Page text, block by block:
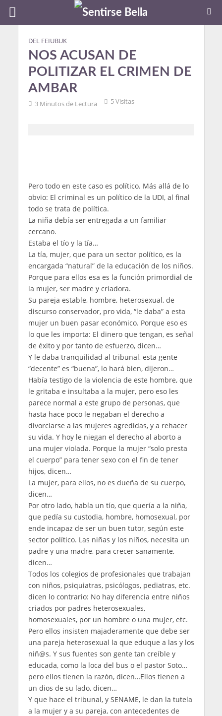
DEL FEIUBUK
NOS ACUSAN DE
POLITIZAR EL CRIMEN DE
AMBAR
3 Minutos de Lectura 5 Visitas
Pero todo en este caso es político. Más allá de lo
obvio: El criminal es un político de la UDI, al final
todo se trata de política.
La niña debía ser entregada a un familiar
cercano.
Estaba el tío y la tía…
La tía, mujer, que para un sector político, es la
encargada “natural” de la educación de los niños.
Porque para ellos esa es la función primordial de
la mujer, ser madre y criadora.
Su pareja estable, hombre, heterosexual, de
discurso conservador, pro vida, “le daba” a esta
mujer un buen pasar económico. Porque eso es
lo que les importa: El dinero que tengan, es señal
de éxito y por tanto de esfuerzo, dicen…
Y le daba tranquilidad al tribunal, esta gente
“decente” es “buena”, lo hará bien, dijeron…
Había testigo de la violencia de este hombre, que
le gritaba e insultaba a la mujer, pero eso les
parece normal a este grupo de personas, que
hasta hace poco le negaban el derecho a
divorciarse a las mujeres agredidas, y a rehacer
su vida. Y hoy le niegan el derecho al aborto a
una mujer violada. Porque la mujer “solo presta
el cuerpo” para tener sexo con el fin de tener
hijos, dicen…
La mujer, para ellos, no es dueña de su cuerpo,
dicen…
Por otro lado, había un tío, que quería a la niña,
que pedía su custodia, hombre, homosexual, por
ende incapaz de ser un buen tutor, según este
sector político. Las niñas y los niños, necesita un
padre y una madre, para crecer sanamente,
dicen…
Todos los colegios de profesionales que trabajan
con niños, psiquiatras, psicólogos, pediatras, etc.
dicen lo contrario: No hay diferencia entre niños
criados por padres heterosexuales,
homosexuales, por un hombre o una mujer, etc.
Pero ellos insisten majaderamente que debe ser
una pareja heterosexual la que eduque a las y los
niñ@s. Y sus fuentes son gente tan creíble y
educada, como la loca del bus o el pastor Soto…
pero ellos tienen la razón, dicen…Ellos tienen a
un dios de su lado, dicen…
Y que hace el tribunal, y SENAME, le dan la tutela
a la mujer y a su pareja, con antecedentes de